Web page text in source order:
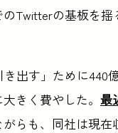
Twitterの基板を
出す」ために440
きく費やした。 最
らも、同社は現